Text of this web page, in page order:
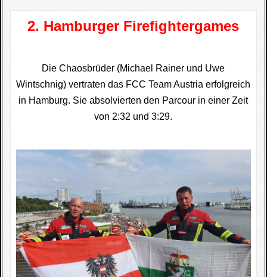
2. Hamburger Firefightergames
Die Chaosbrüder (Michael Rainer und Uwe
Wintschnig) vertraten das FCC Team Austria erfolgreich
in Hamburg. Sie absolvierten den Parcour in einer Zeit
von 2:32 und 3:29.